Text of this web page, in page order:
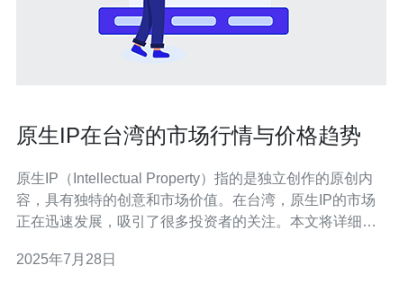
原生IP在台湾的市场行情与价格趋势
原生IP（Intellectual Property）指的是独立创作的原创内
容，具有独特的创意和市场价值。在台湾，原生IP的市场
正在迅速发展，吸引了很多投资者的关注。本文将详细探
指南。 1. 市场概况分析 台湾的原生IP市场近年来呈现出蓬
2025年7月28日